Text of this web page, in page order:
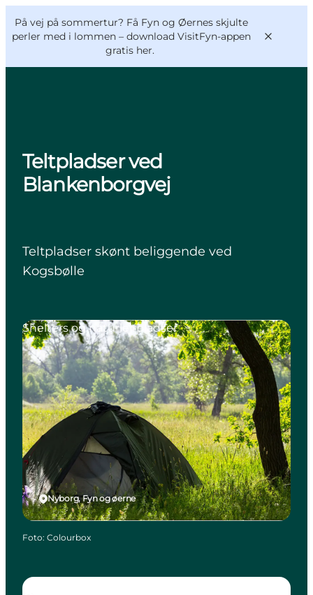
På vej på sommertur? Få Fyn og Øernes skjulte
perler med i lommen – download VisitFyn-appen
gratis her.
Oplevelser
Outdoor
Mad og drikke
VisitFyn
Deutsch
Teltpladser ved
Blankenborgvej
Teltpladser skønt beliggende ved
Kogsbølle
Nyborg, Fyn og øerne
Shelters og naturlejrpladser
Foto: Colourbox